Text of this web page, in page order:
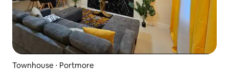
Townhouse ⋅ Portmore